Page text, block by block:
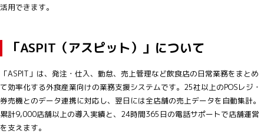
活用できます。
「ASPIT（アスピット）」について
「ASPIT」は、発注・仕入、勤怠、売上管理など飲食店の日常業務をまとめ
て効率化する外食産業向けの業務支援システムです。25社以上のPOSレジ・
券売機とのデータ連携に対応し、翌日には全店舗の売上データを自動集計。
累計9,000店舗以上の導入実績と、24時間365日の電話サポートで店舗運営
を支えます。